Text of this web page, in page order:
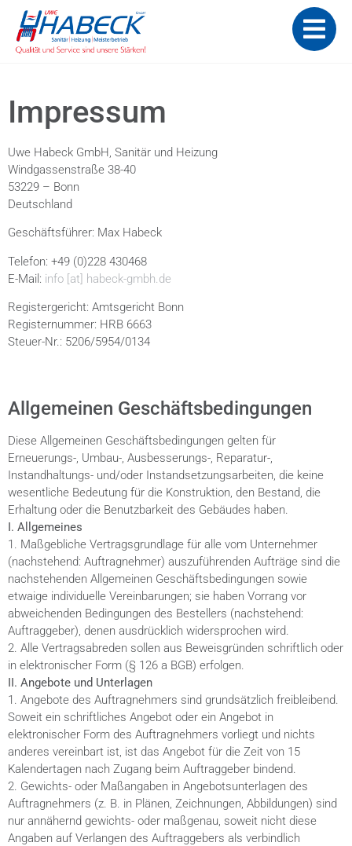
Impressum
Uwe Habeck GmbH, Sanitär und Heizung
Windgassenstraße 38-40
53229 – Bonn
Deutschland
Geschäftsführer: Max Habeck
Telefon: +49 (0)228 430468
E-Mail: info [at] habeck-gmbh.de
Registergericht: Amtsgericht Bonn
Registernummer: HRB 6663
Steuer-Nr.: 5206/5954/0134
Allgemeinen Geschäftsbedingungen
Diese Allgemeinen Geschäftsbedingungen gelten für
Erneuerungs-, Umbau-, Ausbesserungs-, Reparatur-,
Instandhaltungs- und/oder Instandsetzungsarbeiten, die keine
wesentliche Bedeutung für die Konstruktion, den Bestand, die
Erhaltung oder die Benutzbarkeit des Gebäudes haben.
I. Allgemeines
1. Maßgebliche Vertragsgrundlage für alle vom Unternehmer
(nachstehend: Auftragnehmer) auszuführenden Aufträge sind die
nachstehenden Allgemeinen Geschäftsbedingungen sowie
etwaige individuelle Vereinbarungen; sie haben Vorrang vor
abweichenden Bedingungen des Bestellers (nachstehend:
Auftraggeber), denen ausdrücklich widersprochen wird.
2. Alle Vertragsabreden sollen aus Beweisgründen schriftlich oder
in elektronischer Form (§ 126 a BGB) erfolgen.
II. Angebote und Unterlagen
1. Angebote des Auftragnehmers sind grundsätzlich freibleibend.
Soweit ein schriftliches Angebot oder ein Angebot in
elektronischer Form des Auftragnehmers vorliegt und nichts
anderes vereinbart ist, ist das Angebot für die Zeit von 15
Kalendertagen nach Zugang beim Auftraggeber bindend.
2. Gewichts- oder Maßangaben in Angebotsunterlagen des
Auftragnehmers (z. B. in Plänen, Zeichnungen, Abbildungen) sind
nur annähernd gewichts- oder maßgenau, soweit nicht diese
Angaben auf Verlangen des Auftraggebers als verbindlich